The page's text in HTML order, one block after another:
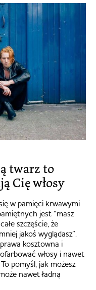
twarz to
Cię włosy
w pamięci krwawymi
jest “masz
szczęście, że
jakoś wyglądasz”.
kosztowna i
włosy i nawet
pomyśl, jak możesz
nawet ładną